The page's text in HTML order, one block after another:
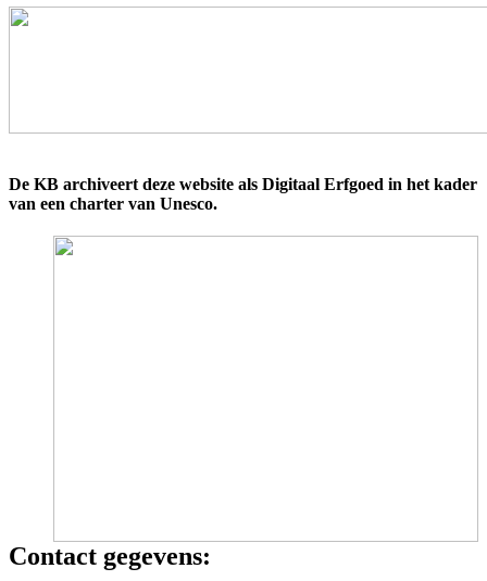
De KB archiveert deze website als Digitaal Erfgoed in het kader
van een charter van Unesco.
Contact gegevens: